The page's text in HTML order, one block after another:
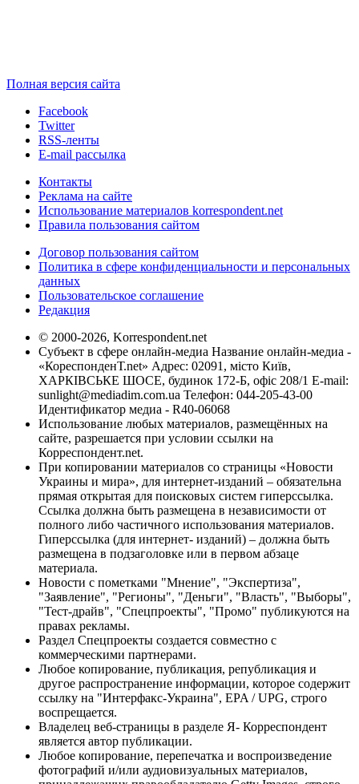
Полная версия сайта
Facebook
Twitter
RSS-ленты
E-mail рассылка
Контакты
Реклама на сайте
Использование материалов korrespondent.net
Правила пользования сайтом
Договор пользования сайтом
Политика в сфере конфиденциальности и персональных
данных
Пользовательское соглашение
Редакция
© 2000-2026, Korrespondent.net
Субъект в сфере онлайн-медиа Название онлайн-медиа -
«КореспонденТ.net» Адрес: 02091, місто Київ,
ХАРКІВСЬКЕ ШОСЕ, будинок 172-Б, офіс 208/1 E-mail:
sunlight@mediadim.com.ua Телефон: 044-205-43-00
Идентификатор медиа - R40-06068
Использование любых материалов, размещённых на
сайте, разрешается при условии ссылки на
Корреспондент.net.
При копировании материалов со страницы «Новости
Украины и мира», для интернет-изданий – обязательна
прямая открытая для поисковых систем гиперссылка.
Ссылка должна быть размещена в независимости от
полного либо частичного использования материалов.
Гиперссылка (для интернет- изданий) – должна быть
размещена в подзаголовке или в первом абзаце
материала.
Новости с пометками "Мнение", "Экспертиза",
"Заявление", "Регионы", "Деньги", "Власть", "Выборы",
"Тест-драйв", "Спецпроекты", "Промо" публикуются на
правах рекламы.
Раздел Спецпроекты создается совместно с
коммерческими партнерами.
Любое копирование, публикация, републикация и
другое распространение информации, которое содержит
ссылку на "Интерфакс-Украина", EPA / UPG, строго
воспрещается.
Владелец веб-страницы в разделе Я- Корреспондент
является автор публикации.
Любое копирование, перепечатка и воспроизведение
фотографий и/или аудиовизуальных материалов,